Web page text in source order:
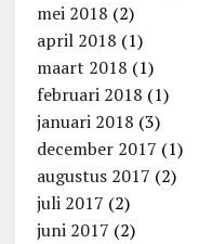
mei 2018 (2)
april 2018 (1)
maart 2018 (1)
februari 2018 (1)
januari 2018 (3)
december 2017 (1)
augustus 2017 (2)
juli 2017 (2)
juni 2017 (2)